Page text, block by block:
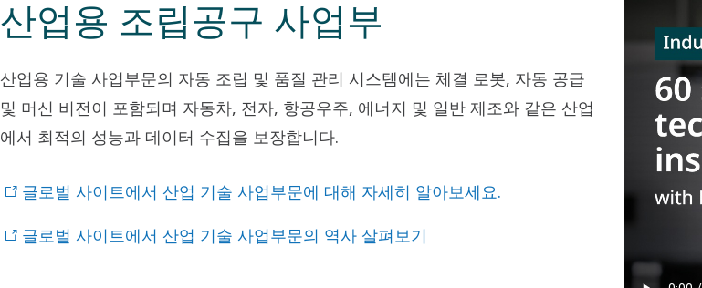
산업용 조립공구 사업부
산업용 기술 사업부문의 자동 조립 및 품질 관리 시스템에는 체결 로봇, 자동 공급
및 머신 비전이 포함되며 자동차, 전자, 항공우주, 에너지 및 일반 제조와 같은 산업
에서 최적의 성능과 데이터 수집을 보장합니다.
글로벌 사이트에서 산업 기술 사업부문에 대해 자세히 알아보세요.
글로벌 사이트에서 산업 기술 사업부문의 역사 살펴보기